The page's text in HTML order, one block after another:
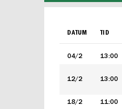
DATUM TID
04/2 13:00
12/2 13:00
18/2 11:00